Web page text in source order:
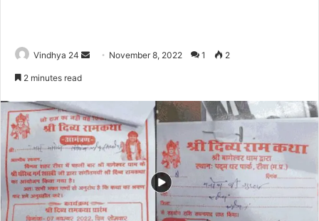
Vindhya 24
Send November 8, 2022 1 2
2 minutes read